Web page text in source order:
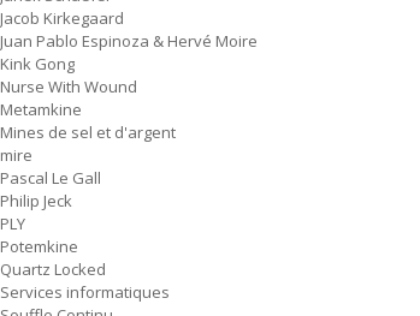
HD Hachoir
#77 Quartz Locked
f = (2.5)
#76 Carter Tutti Void
Called Again
#75 Philip Jeck
Bus Station
#74 Shit And Shine
Bye Bye Butterfly
Jacob Kirkegaard
Juan Pablo Espinoza & Hervé Moire
Kink Gong
Nurse With Wound
Metamkine
Mines de sel et d'argent
mire
Pascal Le Gall
Philip Jeck
PLY
Potemkine
Quartz Locked
Services informatiques